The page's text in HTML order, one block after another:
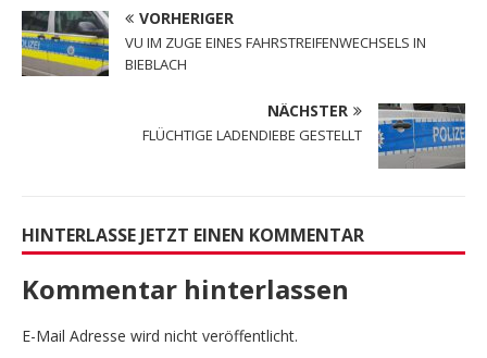
VORHERIGER
VU IM ZUGE EINES FAHRSTREIFENWECHSELS IN
BIEBLACH
NÄCHSTER
FLÜCHTIGE LADENDIEBE GESTELLT
HINTERLASSE JETZT EINEN KOMMENTAR
Kommentar hinterlassen
E-Mail Adresse wird nicht veröffentlicht.